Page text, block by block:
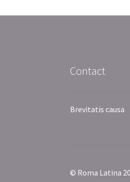
Contact
Brevitatis causa
© Roma Latina